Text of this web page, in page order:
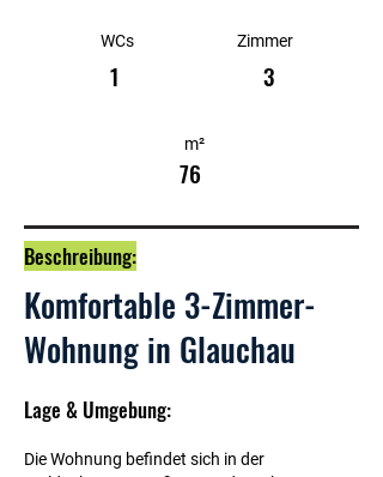
WCs
1
Zimmer
3
m²
76
Beschreibung:
Komfortable 3-Zimmer-
Wohnung in Glauchau
Lage & Umgebung:
Die Wohnung befindet sich in der